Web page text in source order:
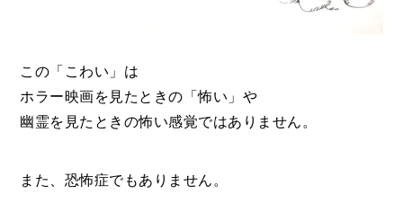
この「こわい」は
ホラー映画を見たときの「怖い」や
幽霊を見たときの怖い感覚ではありません。
また、恐怖症でもありません。